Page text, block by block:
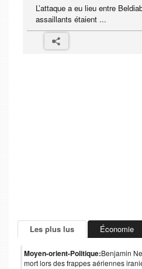
L’attaque a eu lieu entre
assaillants étaient ...
Les plus lus Économie
Moyen-orient-Politique:Benjamin
mort lors des frappes aériennes